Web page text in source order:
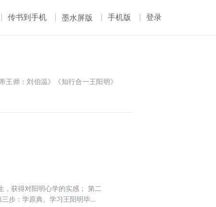
传书到手机 墨水屏版 手机版 登录
师：刘伯温》《知行合一王阳明》
，获得对阳明心学的实感； 第二
步：学原典。学习王阳明毕生